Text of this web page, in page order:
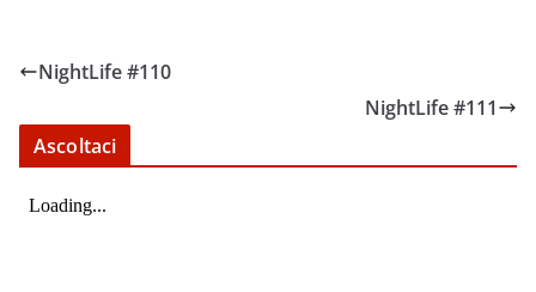
NightLife #110
NightLife #111
Ascoltaci